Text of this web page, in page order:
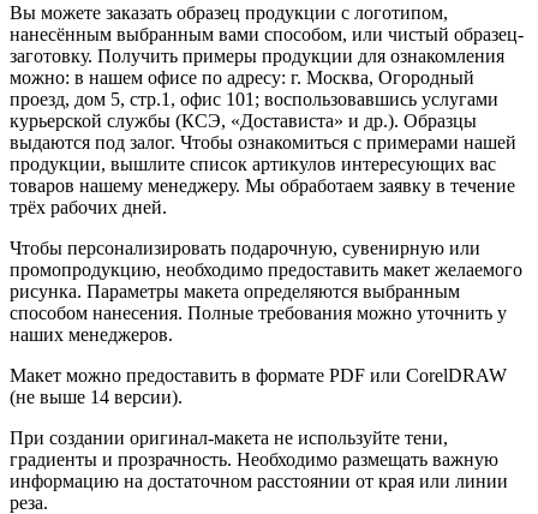
Вы можете заказать образец продукции с логотипом,
нанесённым выбранным вами способом, или чистый образец-
заготовку. Получить примеры продукции для ознакомления
можно: в нашем офисе по адресу: г. Москва, Огородный
проезд, дом 5, стр.1, офис 101; воспользовавшись услугами
курьерской службы (КСЭ, «Достависта» и др.). Образцы
выдаются под залог. Чтобы ознакомиться с примерами нашей
продукции, вышлите список артикулов интересующих вас
товаров нашему менеджеру. Мы обработаем заявку в течение
трёх рабочих дней.
Чтобы персонализировать подарочную, сувенирную или
промопродукцию, необходимо предоставить макет желаемого
рисунка. Параметры макета определяются выбранным
способом нанесения. Полные требования можно уточнить у
наших менеджеров.
Макет можно предоставить в формате PDF или CorelDRAW
(не выше 14 версии).
При создании оригинал-макета не используйте тени,
градиенты и прозрачность. Необходимо размещать важную
информацию на достаточном расстоянии от края или линии
реза.